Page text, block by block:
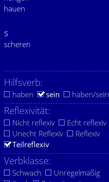
hauen
s
scheren
Hilfsverb:
haben sein haben/sein
Reflexivität:
Nicht reflexiv
Echt reflexiv
Unecht Reflexiv
Reflexiv
Teilreflexiv
Verbklasse:
Schwach
Unregelmäßig